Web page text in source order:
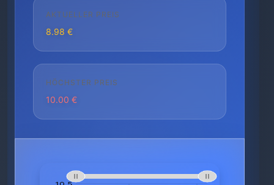
AKTUELLER PREIS
8.98 €
HÖCHSTER PREIS
10.00 €